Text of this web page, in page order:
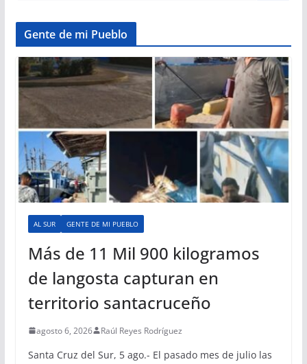
Gente de mi Pueblo
AL SUR GENTE DE MI PUEBLO
Más de 11 Mil 900 kilogramos
de langosta capturan en
territorio santacruceño
agosto 6, 2026 Raúl Reyes Rodríguez
Santa Cruz del Sur, 5 ago.- El pasado mes de julio las